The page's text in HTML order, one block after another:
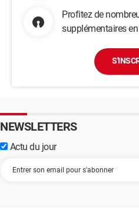
Profitez de
supplémentaires
NEWSLETTERS
Actu du jour